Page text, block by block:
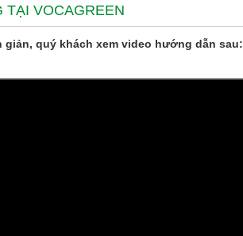
TẠI VOCAGREEN
quý khách xem video hướng dẫn sau: